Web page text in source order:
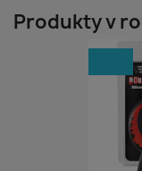
Produkty v